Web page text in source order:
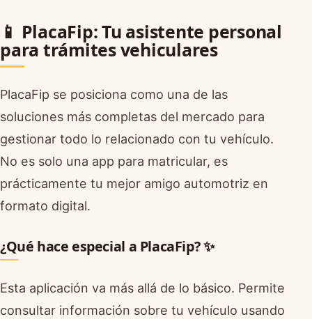
📱 PlacaFip: Tu asistente personal
para trámites vehiculares
PlacaFip se posiciona como una de las
soluciones más completas del mercado para
gestionar todo lo relacionado con tu vehículo.
No es solo una app para matricular, es
prácticamente tu mejor amigo automotriz en
formato digital.
¿Qué hace especial a PlacaFip? ✨
Esta aplicación va más allá de lo básico. Permite
consultar información sobre tu vehículo usando